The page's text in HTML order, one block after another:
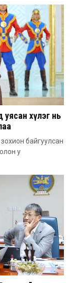
уясан хүлэг нь
байгуулсан
у